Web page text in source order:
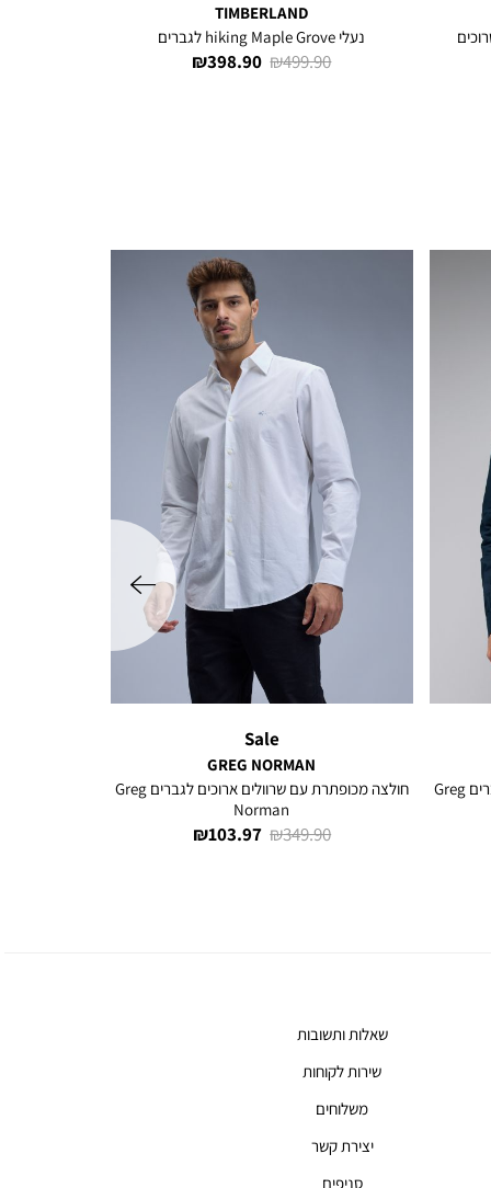
TIMBERLAND
נעלי hiking Maple Grove לגברים
מחיר
398.90 ₪
מחיר
499.90 ₪
חולצה מכופתרת עם שרוולים ארוכים לגברים Greg
Sale
GREG NORMAN
חולצה מכופתרת עם שרוולים ארוכים לגברים Greg
Norman
מחיר
103.97 ₪
מחיר
349.90 ₪
שמאלה
שאלות ותשובות
שירות לקוחות
משלוחים
יצירת קשר
סניפים